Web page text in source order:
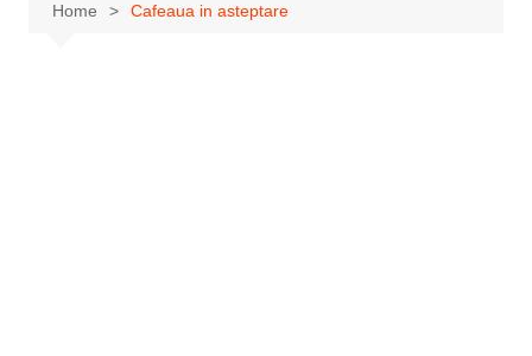
Home Cafeaua in asteptare